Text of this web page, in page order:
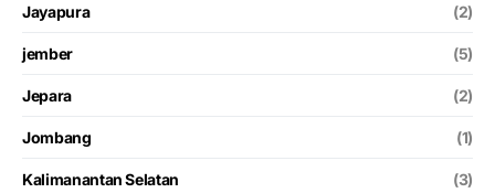
Jayapura (2)
jember (5)
Jepara (2)
Jombang (1)
Kalimanantan Selatan (3)